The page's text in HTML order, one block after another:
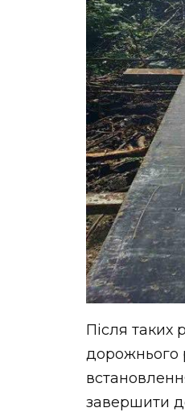
Після таких
дорожнього
завершити